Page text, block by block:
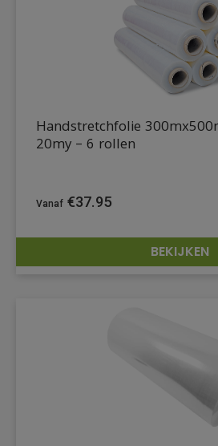
Handstretchfolie
20my – 6 rollen
€37.95
BEKIJKEN